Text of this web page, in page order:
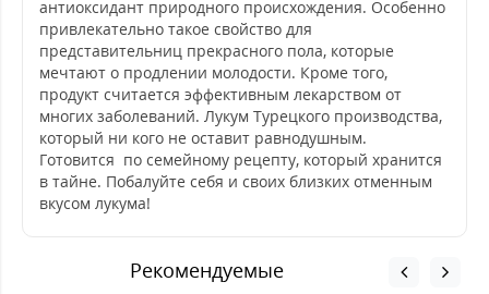
антиоксидант природного происхождения. Особенно
привлекательно такое свойство для
представительниц прекрасного пола, которые
мечтают о продлении молодости. Кроме того,
продукт считается эффективным лекарством от
многих заболеваний. Лукум Турецкого производства,
который ни кого не оставит равнодушным.
Готовится по семейному рецепту, который хранится
в тайне. Побалуйте себя и своих близких отменным
вкусом лукума!
Рекомендуемые